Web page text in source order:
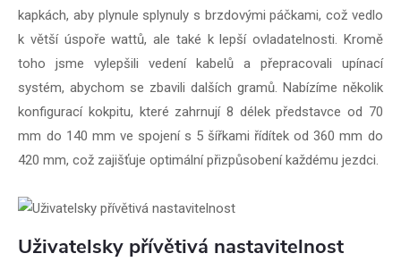
kapkách, aby plynule splynuly s brzdovými páčkami, což vedlo
k větší úspoře wattů, ale také k lepší ovladatelnosti. Kromě
toho jsme vylepšili vedení kabelů a přepracovali upínací
systém, abychom se zbavili dalších gramů. Nabízíme několik
konfigurací kokpitu, které zahrnují 8 délek představce od 70
mm do 140 mm ve spojení s 5 šířkami řídítek od 360 mm do
420 mm, což zajišťuje optimální přizpůsobení každému jezdci.
Uživatelsky přívětivá nastavitelnost